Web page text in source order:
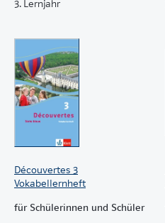
3. Lernjahr
Découvertes 3
Vokabellernheft
für Schülerinnen und Schüler